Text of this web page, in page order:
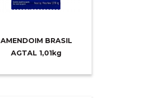
AMENDOIM BRASIL
AGTAL 1,01kg